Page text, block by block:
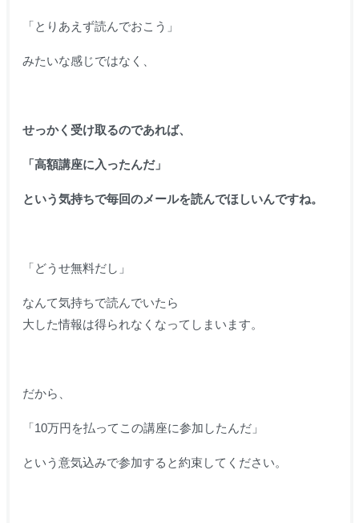
「とりあえず読んでおこう」
みたいな感じではなく、
せっかく受け取るのであれば、
「高額講座に入ったんだ」
という気持ちで毎回のメールを読んでほしいんですね。
「どうせ無料だし」
なんて気持ちで読んでいたら
大した情報は得られなくなってしまいます。
だから、
「10万円を払ってこの講座に参加したんだ」
という意気込みで参加すると約束してください。